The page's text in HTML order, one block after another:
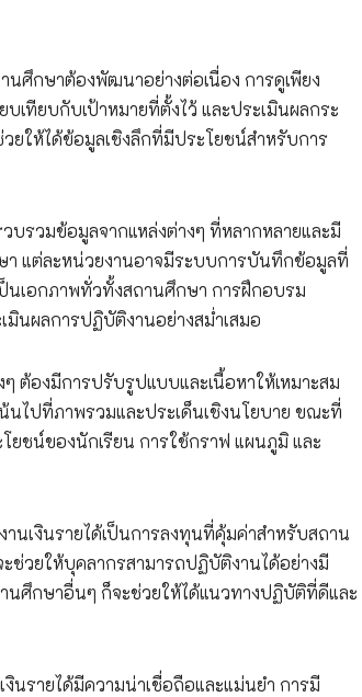
นศึกษาต้องพัฒนาอย่างต่อเนื่อง การดูเพียง
เทียบกับเป้าหมายที่ตั้งไว้ และประเมินผลกระ
ยให้ได้ข้อมูลเชิงลึกที่มีประโยชน์สำหรับการ
บรวมข้อมูลจากแหล่งต่างๆ ที่หลากหลายและมี
แต่ละหน่วยงานอาจมีระบบการบันทึกข้อมูลที่
เอกภาพทั่วทั้งสถานศึกษา การฝึกอบรม
นผลการปฏิบัติงานอย่างสม่ำเสมอ
ต้องมีการปรับรูปแบบและเนื้อหาให้เหมาะสม
ไปที่ภาพรวมและประเด็นเชิงนโยบาย ขณะที่
ยชน์ของนักเรียน การใช้กราฟ แผนภูมิ และ
นเงินรายได้เป็นการลงทุนที่คุ้มค่าสำหรับสถาน
ช่วยให้บุคลากรสามารถปฏิบัติงานได้อย่างมี
นศึกษาอื่นๆ ก็จะช่วยให้ได้แนวทางปฏิบัติที่ดีและ
นรายได้มีความน่าเชื่อถือและแม่นยำ การมี